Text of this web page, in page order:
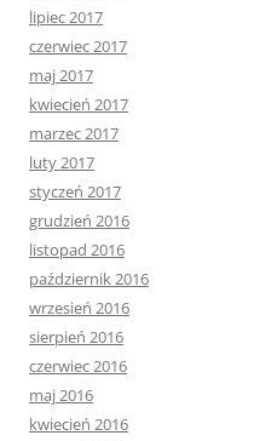
lipiec 2017
czerwiec 2017
maj 2017
kwiecień 2017
marzec 2017
luty 2017
styczeń 2017
grudzień 2016
listopad 2016
październik 2016
wrzesień 2016
sierpień 2016
czerwiec 2016
maj 2016
kwiecień 2016